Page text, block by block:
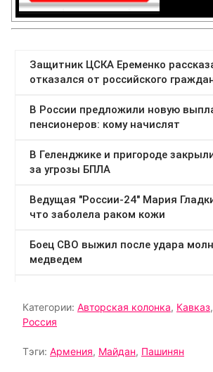
Категории: Авторская колонка, Кавказ,
Россия
Тэги: Армения, Майдан, Пашинян